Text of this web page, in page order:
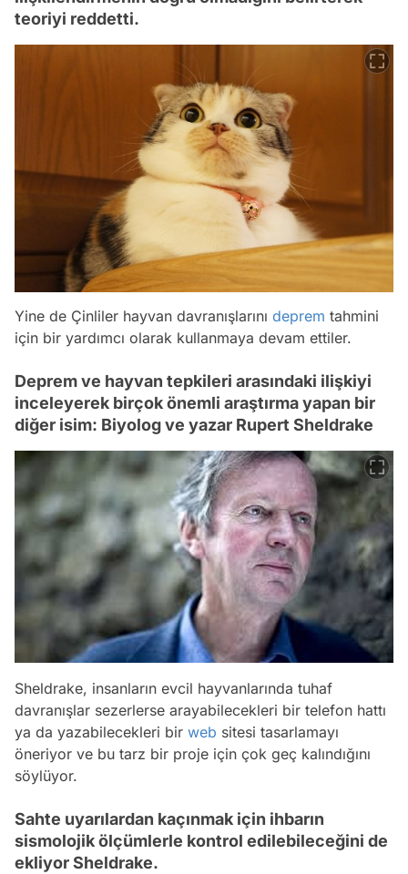
teoriyi reddetti.
Yine de Çinliler hayvan davranışlarını deprem tahmini
için bir yardımcı olarak kullanmaya devam ettiler.
Deprem ve hayvan tepkileri arasındaki ilişkiyi
inceleyerek birçok önemli araştırma yapan bir
diğer isim: Biyolog ve yazar Rupert Sheldrake
Sheldrake, insanların evcil hayvanlarında tuhaf
davranışlar sezerlerse arayabilecekleri bir telefon hattı
ya da yazabilecekleri bir web sitesi tasarlamayı
öneriyor ve bu tarz bir proje için çok geç kalındığını
söylüyor.
Sahte uyarılardan kaçınmak için ihbarın
sismolojik ölçümlerle kontrol edilebileceğini de
ekliyor Sheldrake.